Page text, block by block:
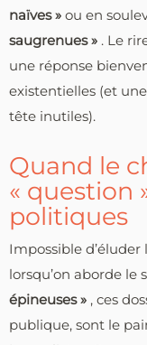
naïves » ou en
saugrenues » . Le
une réponse
existentielles (et
tête inutiles).
Quand le
« question
politiques
Impossible
lorsqu’on aborde le
épineuses » , ces
publique, sont le